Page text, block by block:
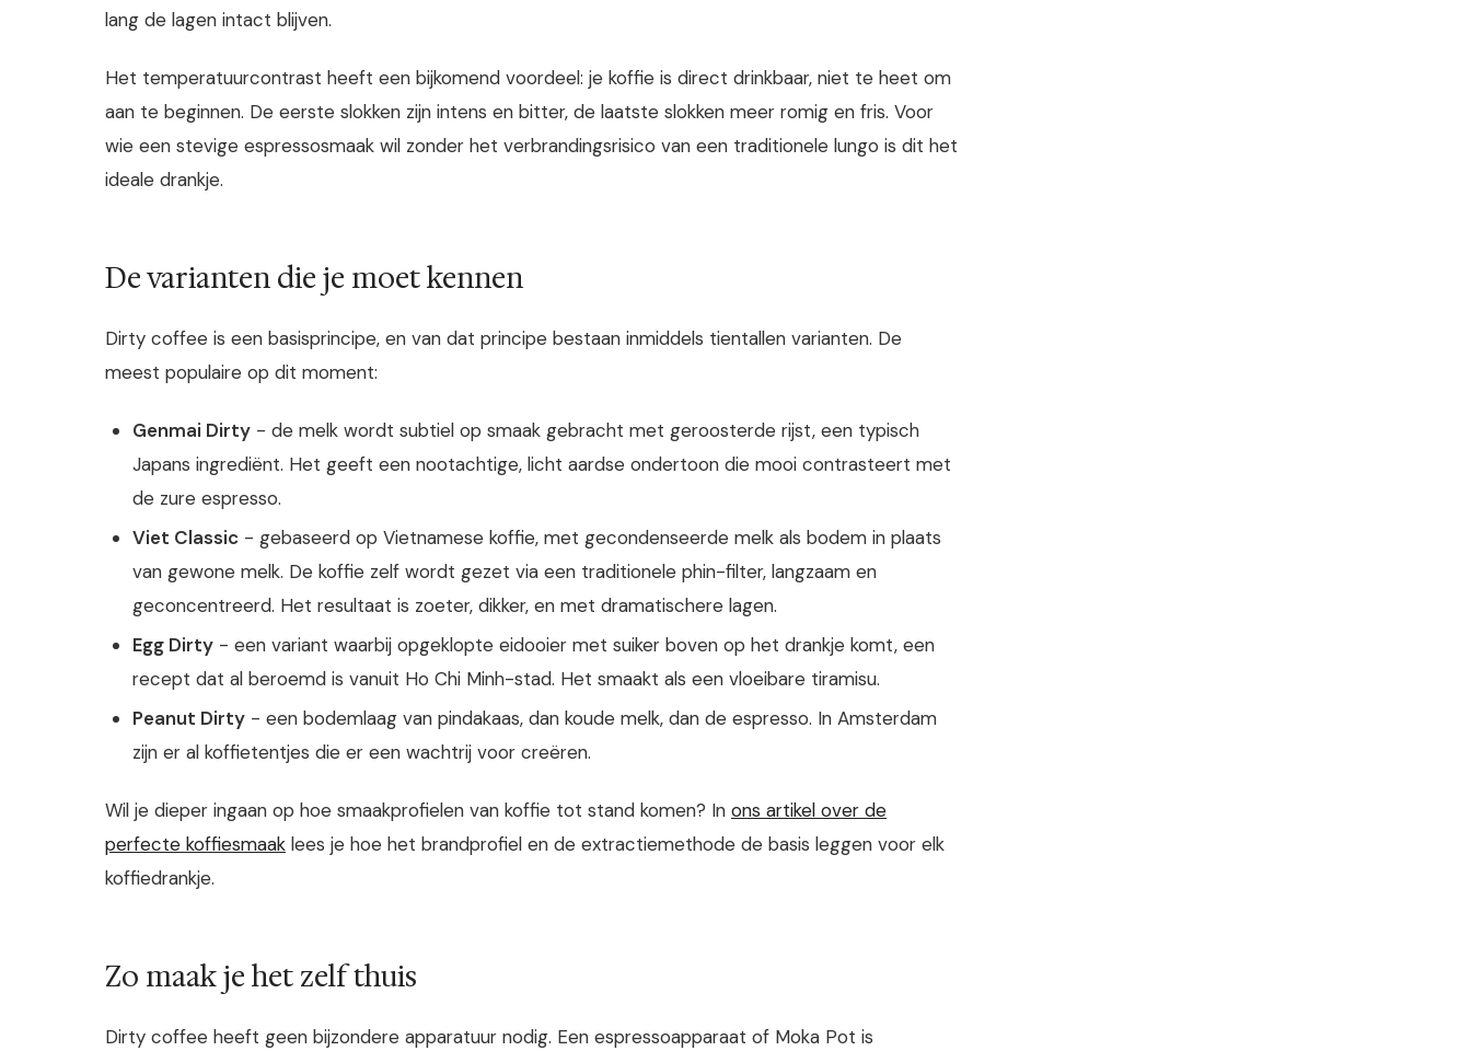
lang de lagen intact blijven.
Het temperatuurcontrast heeft een bijkomend voordeel: je koffie is direct drinkbaar, niet te heet om
aan te beginnen. De eerste slokken zijn intens en bitter, de laatste slokken meer romig en fris. Voor
wie een stevige espressosmaak wil zonder het verbrandingsrisico van een traditionele lungo is dit het
ideale drankje.
De varianten die je moet kennen
Dirty coffee is een basisprincipe, en van dat principe bestaan inmiddels tientallen varianten. De
meest populaire op dit moment:
Genmai Dirty - de melk wordt subtiel op smaak gebracht met geroosterde rijst, een typisch
Japans ingrediënt. Het geeft een nootachtige, licht aardse ondertoon die mooi contrasteert met
de zure espresso.
Viet Classic - gebaseerd op Vietnamese koffie, met gecondenseerde melk als bodem in plaats
van gewone melk. De koffie zelf wordt gezet via een traditionele phin-filter, langzaam en
geconcentreerd. Het resultaat is zoeter, dikker, en met dramatischere lagen.
Egg Dirty - een variant waarbij opgeklopte eidooier met suiker boven op het drankje komt, een
recept dat al beroemd is vanuit Ho Chi Minh-stad. Het smaakt als een vloeibare tiramisu.
Peanut Dirty - een bodemlaag van pindakaas, dan koude melk, dan de espresso. In Amsterdam
zijn er al koffietentjes die er een wachtrij voor creëren.
Wil je dieper ingaan op hoe smaakprofielen van koffie tot stand komen? In ons artikel over de
perfecte koffiesmaak lees je hoe het brandprofiel en de extractiemethode de basis leggen voor elk
koffiedrankje.
Zo maak je het zelf thuis
Dirty coffee heeft geen bijzondere apparatuur nodig. Een espressoapparaat of Moka Pot is